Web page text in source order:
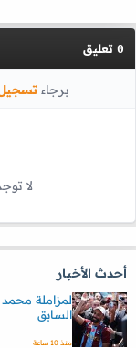
0 تعليق
برجاء
لا
أحدث الأخبار
لمزاملة
السابق
منذ 10 ساعة